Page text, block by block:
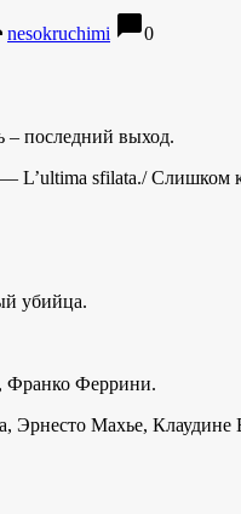
nesokruchimi chat_bubble0
– последний выход.
L’ultima sfilata./ Слишком
убийца.
Франко Феррини.
Махье,